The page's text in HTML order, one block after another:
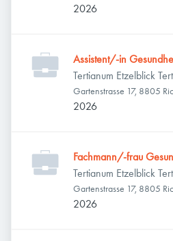
2026
Assistent/-in
Tertianum Etzelblick
Gartenstrasse 17, 8805
2026
Fachmann/-frau
Tertianum Etzelblick
Gartenstrasse 17, 8805
2026